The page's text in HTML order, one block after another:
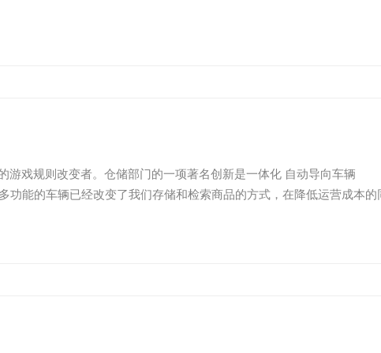
改变者。仓储部门的一项著名创新是一体化 自动导向车辆
功能的车辆已经改变了我们存储和检索商品的方式，在降低运营成本的